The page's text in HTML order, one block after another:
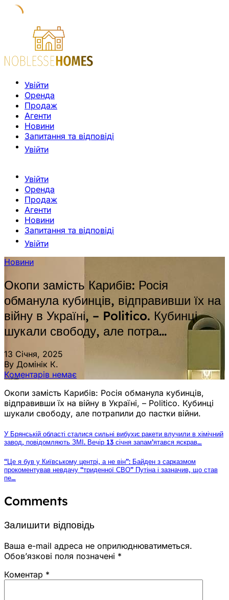
Увійти
Оренда
Продаж
Агенти
Новини
Запитання та відповіді
Увійти
Увійти
Оренда
Продаж
Агенти
Новини
Запитання та відповіді
Увійти
Новини
Окопи замість Карибів: Росія
обманула кубинців, відправивши їх на
війну в Україні, – Politico. Кубинці
шукали свободу, але потра…
13 Січня, 2025
By Домінік К.
Коментарів немає
Окопи замість Карибів: Росія обманула кубинців,
відправивши їх на війну в Україні, – Politico. Кубинці
шукали свободу, але потрапили до пастки війни.
У Брянській області сталися сильні вибухи: ракети влучили в хімічний
завод, повідомляють ЗМІ. Вечір 13 січня запам’ятався яскрав…
“Це я був у Київському центрі, а не він”: Байден з сарказмом
прокоментував невдачу “триденної СВО” Путіна і зазначив, що став
пе…
Comments
Залишити відповідь
Ваша e-mail адреса не оприлюднюватиметься.
Обов’язкові поля позначені *
Коментар *